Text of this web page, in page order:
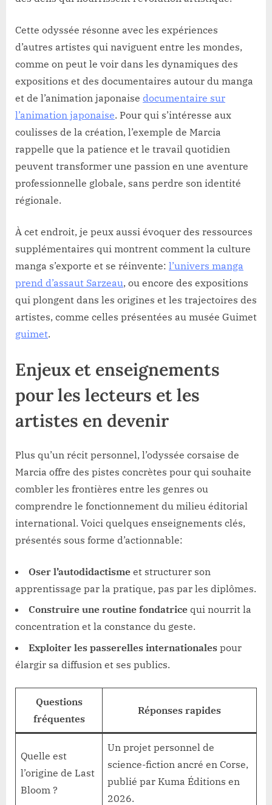
Cette odyssée résonne avec les expériences
d’autres artistes qui naviguent entre les mondes,
comme on peut le voir dans les dynamiques des
expositions et des documentaires autour du manga
et de l’animation japonaise documentaire sur
l’animation japonaise. Pour qui s’intéresse aux
coulisses de la création, l’exemple de Marcia
rappelle que la patience et le travail quotidien
peuvent transformer une passion en une aventure
professionnelle globale, sans perdre son identité
régionale.
À cet endroit, je peux aussi évoquer des ressources
supplémentaires qui montrent comment la culture
manga s’exporte et se réinvente: l’univers manga
prend d’assaut Sarzeau, ou encore des expositions
qui plongent dans les origines et les trajectoires des
artistes, comme celles présentées au musée Guimet
guimet.
Enjeux et enseignements
pour les lecteurs et les
artistes en devenir
Plus qu’un récit personnel, l’odyssée corsaise de
Marcia offre des pistes concrètes pour qui souhaite
combler les frontières entre les genres ou
comprendre le fonctionnement du milieu éditorial
international. Voici quelques enseignements clés,
présentés sous forme d’actionnable:
Oser l’autodidactisme et structurer son
apprentissage par la pratique, pas par les diplômes.
Construire une routine fondatrice qui nourrit la
concentration et la constance du geste.
Exploiter les passerelles internationales pour
élargir sa diffusion et ses publics.
Questions
fréquentes
Réponses rapides
Quelle est
l’origine de Last
Bloom ?
Un projet personnel de
science-fiction ancré en Corse,
publié par Kuma Éditions en
2026.